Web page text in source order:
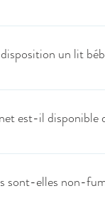
des départs est
un lit
à disposition
est-il disponible
est possible dans
sont-elles non-